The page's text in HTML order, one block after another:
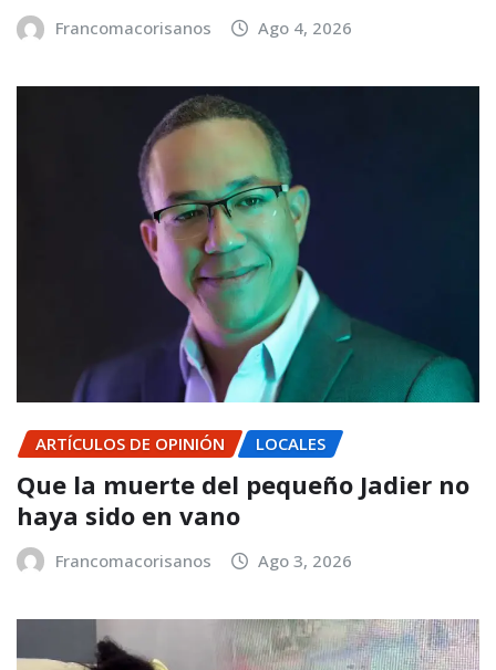
Francomacorisanos Ago 4, 2026
ARTÍCULOS DE OPINIÓN LOCALES
Que la muerte del pequeño Jadier no
haya sido en vano
Francomacorisanos Ago 3, 2026